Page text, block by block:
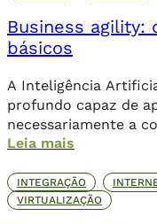
de dados através
Business agility:
básicos
A Inteligência
profundo capaz de
necessariamente a
direta.
Leia mais
INTEGRAÇÃO
VIRTUALIZAÇÃO